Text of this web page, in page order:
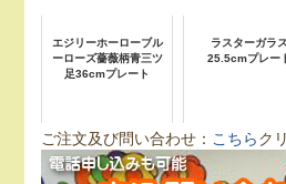
エジリーホーローブル
ーローズ薔薇柄青三ツ
足36cmプレート
ラスターガラス
25.5cmプレー
ご注文及び問い合わせ： こちらク